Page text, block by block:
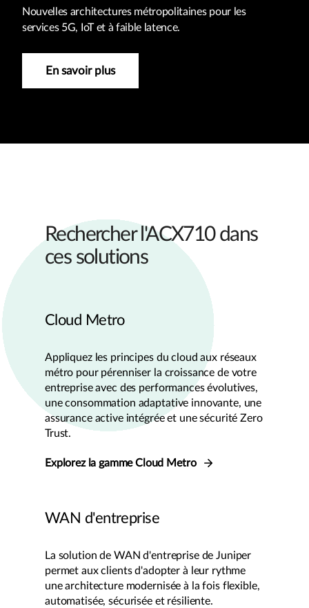
Nouvelles architectures métropolitaines pour les
services 5G, IoT et à faible latence.
En savoir plus
Rechercher l'ACX710 dans
ces solutions
Cloud Metro
Appliquez les principes du cloud aux réseaux
métro pour pérenniser la croissance de votre
entreprise avec des performances évolutives,
une consommation adaptative innovante, une
assurance active intégrée et une sécurité Zero
Trust.
Explorez la gamme Cloud Metro
WAN d'entreprise
La solution de WAN d'entreprise de Juniper
permet aux clients d'adopter à leur rythme
une architecture modernisée à la fois flexible,
automatisée, sécurisée et résiliente.